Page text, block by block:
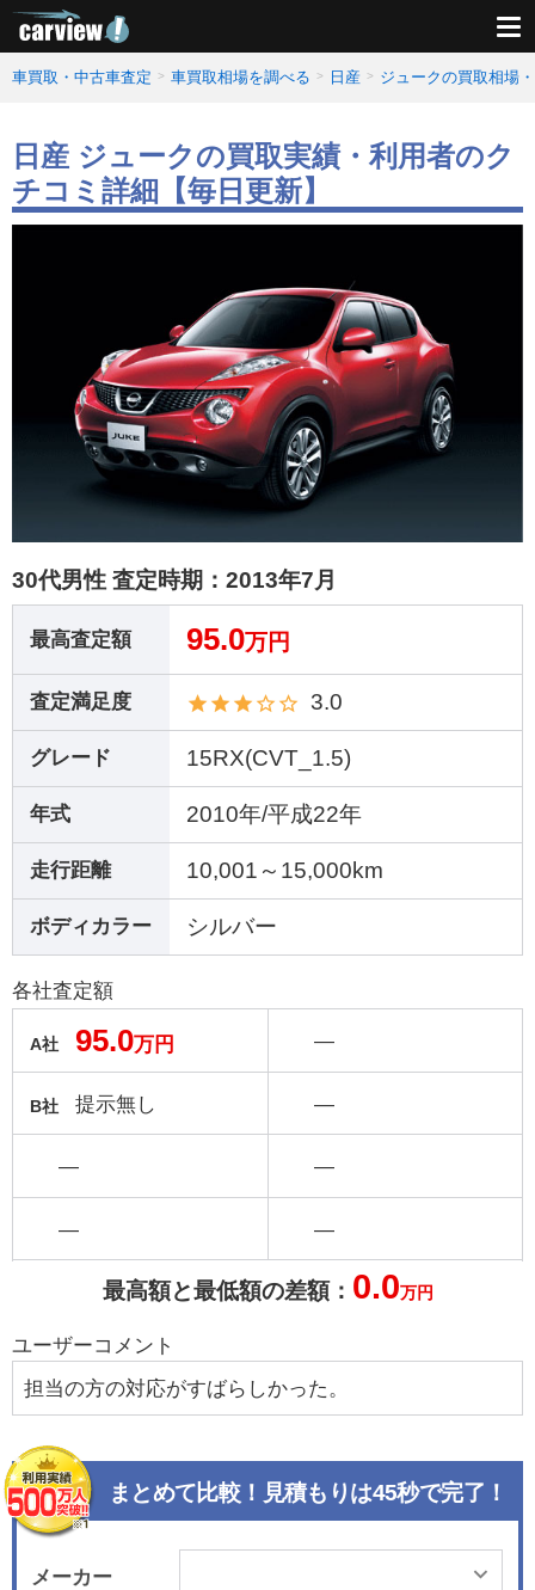
車買取・中古車査定 車買取相場を調べる 日産 ジュークの買取相場
日産 ジュークの買取実績・利用者のク
チコミ詳細【毎日更新】
30代男性 査定時期： 2013年7月
最高査定額 95.0万円
査定満足度 3.0
グレード 15RX(CVT_1.5)
年式 2010年/平成22年
走行距離 10,001～15,000km
ボディカラー シルバー
各社査定額
A社 95.0万円
B社 提示無し
―
―
―
―
―
―
最高額と最低額の差額： 0.0万円
ユーザーコメント
担当の方の対応がすばらしかった。
まとめて比較！見積もりは45秒で完了！
メーカー